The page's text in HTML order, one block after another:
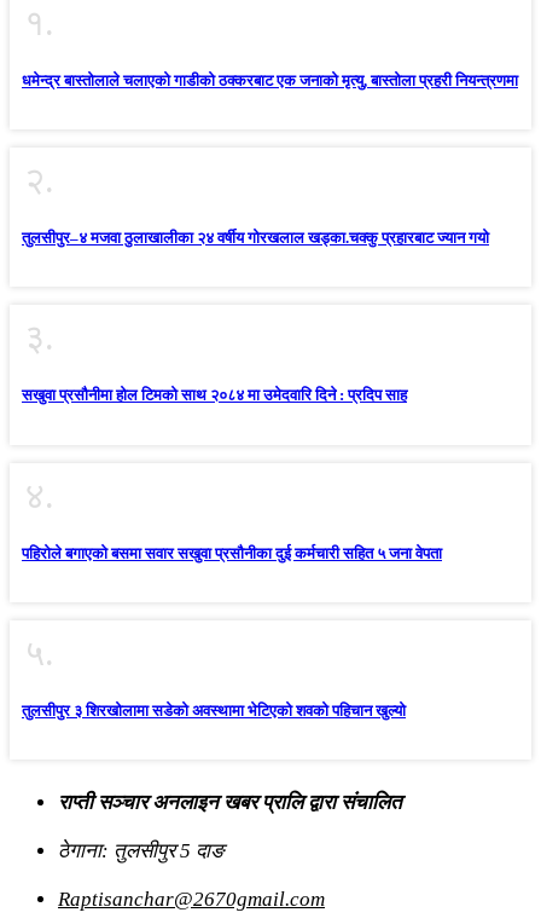
१.
धमेन्द्र बास्तोलाले चलाएको गाडीको ठक्करबाट एक जनाको मृत्यु, बास्तोला प्रहरी नियन्त्रणमा
२.
तुलसीपुर–४ मजवा ठुलाखालीका २४ वर्षीय गोरखलाल खड्का.चक्कु प्रहारबाट ज्यान गयो
३.
सखुवा प्रसौनीमा होल टिमको साथ २०८४ मा उमेदवारि दिने : प्रदिप साह
४.
पहिराेले बगाएकाे बसमा सवार सखुवा प्रसाैनीका दुई कर्मचारी सहित ५ जना वेपता
५.
तुलसीपुर ३ शिरखोलामा सडेको अवस्थामा भेटिएको शवको पहिचान खुल्यो
राप्ती सञ्चार अनलाइन खबर प्रालि द्वारा संचालित
ठेगाना: तुलसीपुर 5 दाङ
Raptisanchar@2670gmail.com